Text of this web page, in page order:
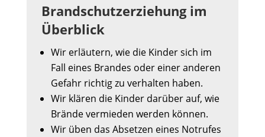
Brandschutzerziehung im
Überblick
Wir erläutern, wie die Kinder sich im
Fall eines Brandes oder einer anderen
Gefahr richtig zu verhalten haben.
Wir klären die Kinder darüber auf, wie
Brände vermieden werden können.
Wir üben das Absetzen eines Notrufes